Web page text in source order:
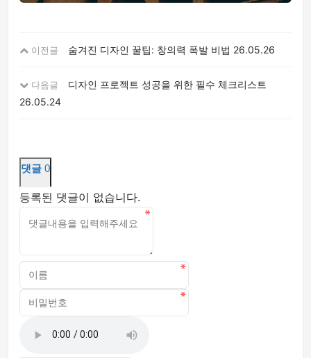
이전글 숨겨진 디자인 꿀팁: 창의력 폭발 비법 26.05.26
다음글
디자인 프로젝트 성공을 위한 필수 체크리스트
26.05.24
댓글 0
등록된 댓글이 없습니다.